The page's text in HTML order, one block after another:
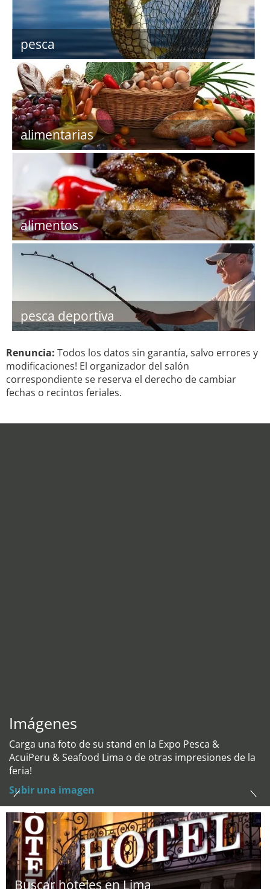
pesca
alimentarias
alimentos
pesca deportiva
Renuncia: Todos los datos sin garantía, salvo errores y
modificaciones! El organizador del salón
correspondiente se reserva el derecho de cambiar
fechas o recintos feriales.
Imágenes
Carga una foto de su stand en la Expo Pesca &
AcuiPeru & Seafood Lima o de otras impresiones de la
feria!
Subir una imagen
Buscar hoteles en Lima